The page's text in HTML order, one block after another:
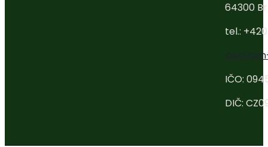
64300
tel.:
IČO:
DIČ: